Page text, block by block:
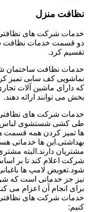
نظافت منزل
خدمات شرکت های نظافتی
دو قسمت خدمات نظافت
تقسیم کرد.
خدمات نظافت ساختمان
نماشویی کف سابی تمیز
که دارای ماشین آلات
بخش می توانند ارائه دهند.
خدمات شرکت های
طی کشی شستشوی لباس
ها تمیز کردن همه
بهداشتی.این ها خدماتی
مشتریان دارند.البته
شرکت اعلام کند تا بر
شود.تعویض لامپ ها
نیز جز خدماتی است که
برای انجام آن اعزام می
خدمات شرکت های نظافتی
کنیم: